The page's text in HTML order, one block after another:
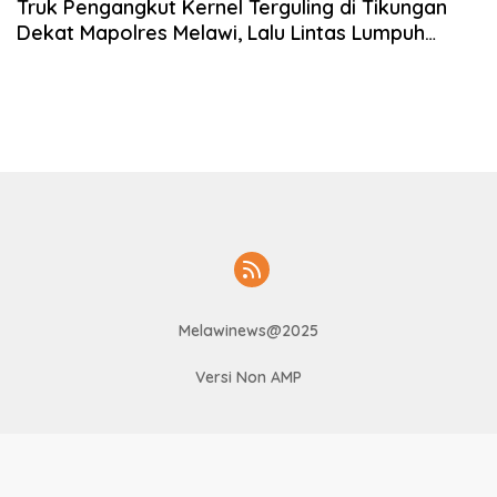
Truk Pengangkut Kernel Terguling di Tikungan
Dekat Mapolres Melawi, Lalu Lintas Lumpuh
Melawinews@2025
Versi Non AMP